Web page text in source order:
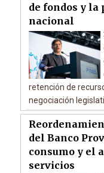
de fondos y la
nacional
retención de
negociación
del Banco
consumo y el
servicios